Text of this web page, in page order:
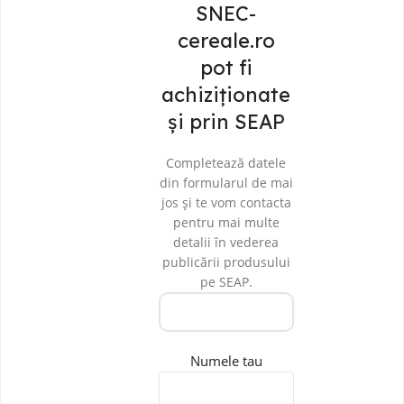
SNEC-
cereale.ro
pot fi
achiziționate
și prin SEAP
Completează datele
din formularul de mai
jos și te vom contacta
pentru mai multe
detalii în vederea
publicării produsului
pe SEAP.
Numele tau